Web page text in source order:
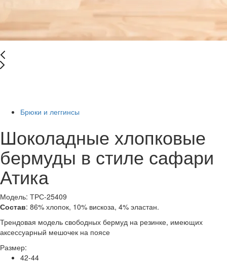
Брюки и леггинсы
Шоколадные хлопковые
бермуды в стиле сафари
Атика
Модель: ТРС-25409
Состав: 86% хлопок, 10% вискоза, 4% эластан.
Трендовая модель свободных бермуд на резинке, имеющих
аксессуарный мешочек на поясе
Размер:
42-44